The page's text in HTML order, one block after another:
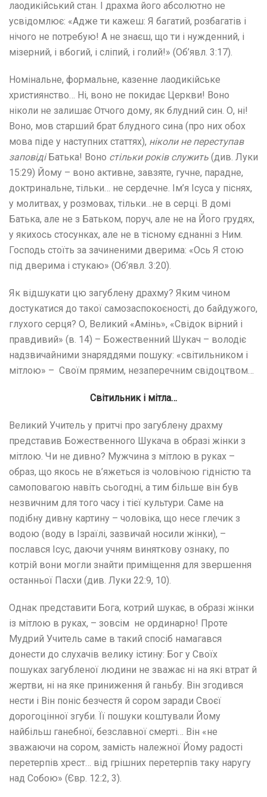
лаодикійський стан. І драхма його абсолютно не
усвідомлює: «Адже ти кажеш: Я багатий, розбагатів і
нічого не потребую! А не знаєш, що ти і нужденний, і
мізерний, і вбогий, і сліпий, і голий!» (Об’явл. 3:17).
Номінальне, формальне, казенне лаодикійське
християнство… Ні, воно не покидає Церкви! Воно
ніколи не залишає Отчого дому, як блудний син. О, ні!
Воно, мов старший брат блудного сина (про них обох
мова піде у наступних статтях), ніколи не переступав
заповідіБатька! Воно стільки років служить (див. Луки
15:29) Йому – воно активне, завзяте, гучне, парадне,
доктринальне, тільки… не сердечне. Ім’я Ісуса у піснях,
у молитвах, у розмовах, тільки…не в серці. В домі
Батька, але не з Батьком, поруч, але не на Його грудях,
у якихось стосунках, але не в тісному єднанні з Ним.
Господь стоїть за зачиненими дверима: «Ось Я стою
під дверима і стукаю» (Об’явл. 3:20).
Як відшукати цю загублену драхму? Яким чином
достукатися до такої самозаспокоєності, до байдужого,
глухого серця? О, Великий «Амінь», «Свідок вірний і
правдивий» (в. 14) – Божественний Шукач – володіє
надзвичайними знаряддями пошуку: «світильником і
мітлою» – Своїм прямим, незаперечним свідоцтвом…
Світильник і мітла…
Великий Учитель у притчі про загублену драхму
представив Божественного Шукача в образі жінки з
мітлою. Чи не дивно? Мужчина з мітлою в руках –
образ, що якось не в’яжеться із чоловічою гідністю та
самоповагою навіть сьогодні, а тим більше він був
незвичним для того часу і тієї культури. Саме на
подібну дивну картину – чоловіка, що несе глечик з
водою (воду в Ізраїлі, зазвичай носили жінки), –
послався Ісус, даючи учням виняткову ознаку, по
котрій вони могли знайти приміщення для звершення
останньої Пасхи (див. Луки 22:9, 10).
Однак представити Бога, котрий шукає, в образі жінки
із мітлою в руках, – зовсім не ординарно! Проте
Мудрий Учитель саме в такий спосіб намагався
донести до слухачів велику істину: Бог у Своїх
пошуках загубленої людини не зважає ні на які втрат й
жертви, ні на яке приниження й ганьбу. Він згодився
нести і Він поніс безчестя й сором заради Своєї
дорогоцінної згуби. Її пошуки коштували Йому
найбільш ганебної, безславної смерті… Він «не
зважаючи на сором, замість належної Йому радості
перетерпів хрест… від грішних перетерпів таку наругу
над Собою» (Євр. 12:2, 3).